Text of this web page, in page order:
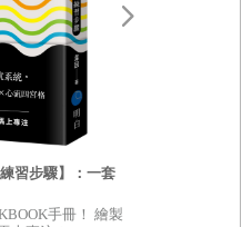
問題
是通往幸福的捷徑
抑自己；老是貶低自我而缺
」的人，介紹許多觀念與做
加幸福自在。
閱讀，發現裡面有好多「顯
習步驟】：一套
手冊！ 繪製